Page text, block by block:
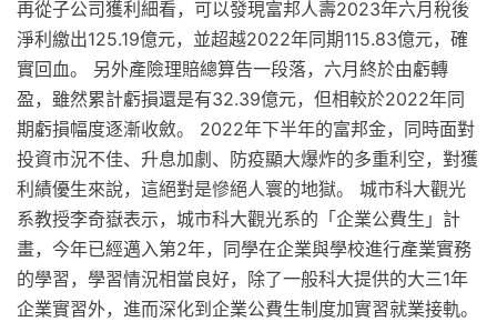
再從子公司獲利細看，可以發現富邦人壽2023年六月稅後
淨利繳出125.19億元，並超越2022年同期115.83億元，確
實回血。 另外產險理賠總算告一段落，六月終於由虧轉
盈，雖然累計虧損還是有32.39億元，但相較於2022年同
期虧損幅度逐漸收斂。 2022年下半年的富邦金，同時面對
投資市況不佳、升息加劇、防疫顯大爆炸的多重利空，對獲
利績優生來說，這絕對是慘絕人寰的地獄。 城市科大觀光
系教授李奇嶽表示，城市科大觀光系的「企業公費生」計
畫，今年已經邁入第2年，同學在企業與學校進行產業實務
的學習，學習情況相當良好，除了一般科大提供的大三1年
企業實習外，進而深化到企業公費生制度加實習就業接軌。